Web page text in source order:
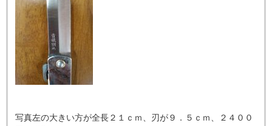
写真左の大きい方が全長２１ｃｍ、刃が９．５ｃｍ、２４００